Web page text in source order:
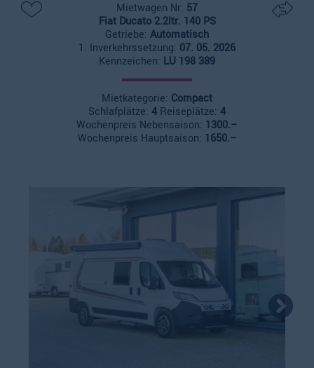
Mietwagen Nr: 57
Fiat Ducato 2.2ltr. 140 PS
Getriebe: Automatisch
1. Inverkehrssetzung: 07. 05. 2026
Kennzeichen: LU 198 389
Mietkategorie: Compact
Schlafplätze: 4 Reiseplätze: 4
Wochenpreis Nebensaison: 1300.–
Wochenpreis Hauptsaison: 1650.–